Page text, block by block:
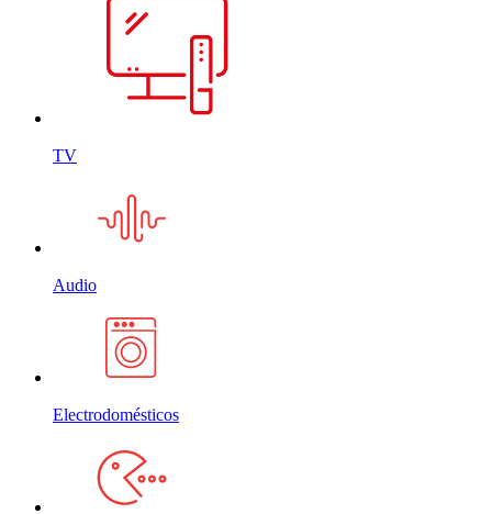
TV
Audio
Electrodomésticos